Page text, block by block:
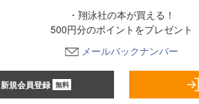
・翔泳社の本が買える！
500円分のポイントをプレゼント
メールバックナンバー
新規会員登録 無料